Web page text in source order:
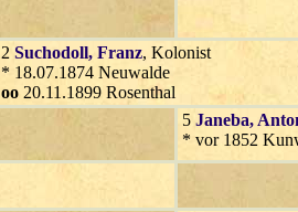
2 Suchodoll, Franz, Kolonist
* 18.07.1874 Neuwalde
oo 20.11.1899 Rosenthal
5 Janeba,
* vor 1852